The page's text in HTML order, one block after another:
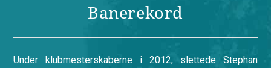
Banerekord
Under klubmesterskaberne i 2012, slettede Stephan